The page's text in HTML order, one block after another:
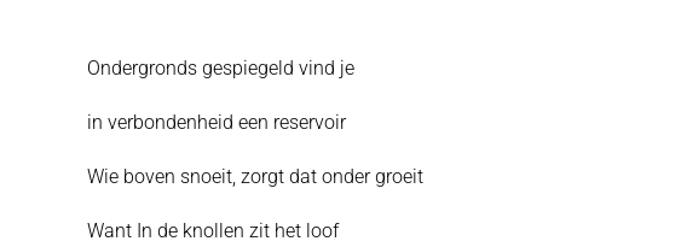
Ondergronds gespiegeld vind je
in verbondenheid een reservoir
Wie boven snoeit, zorgt dat onder groeit
Want In de knollen zit het loof